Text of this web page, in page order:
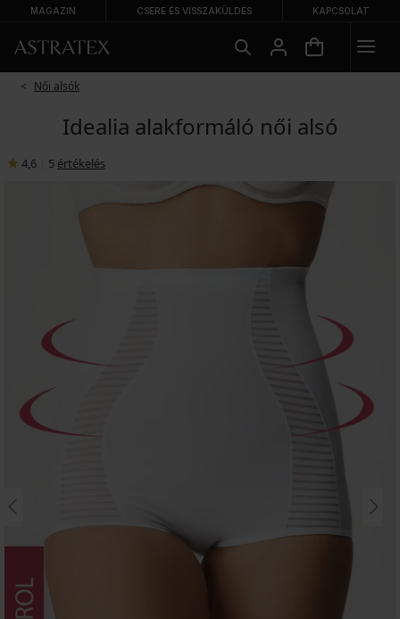
MAGAZIN CSERE ÉS VISSZAKÜLDÉS KAPCSOLAT
Női alsók
Idealia alakformáló női alsó
4,6 5 értékelés